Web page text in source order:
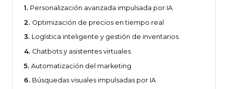
Personalización avanzada impulsada por IA
Optimización de precios en tiempo real
Logística inteligente y gestión de inventarios
Chatbots y asistentes virtuales
Automatización del marketing
Búsquedas visuales impulsadas por IA